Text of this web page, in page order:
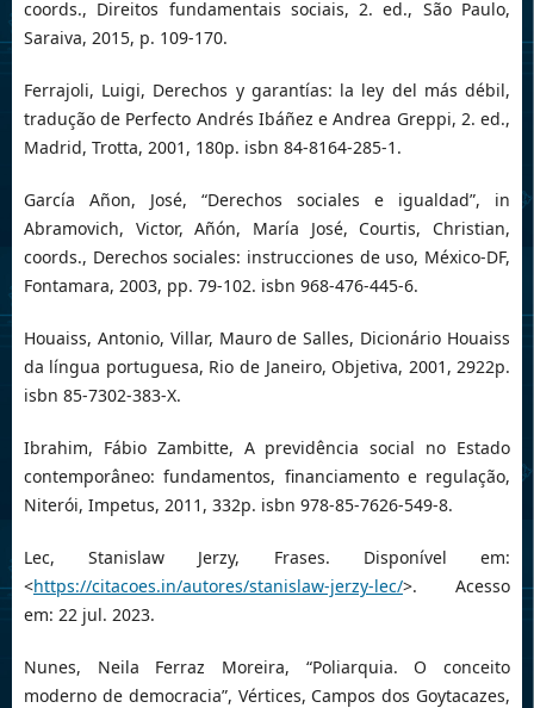
coords., Direitos fundamentais sociais, 2. ed., São Paulo,
Saraiva, 2015, p. 109-170.
Ferrajoli, Luigi, Derechos y garantías: la ley del más débil,
tradução de Perfecto Andrés Ibáñez e Andrea Greppi, 2. ed.,
Madrid, Trotta, 2001, 180p. isbn 84-8164-285-1.
García Añon, José, “Derechos sociales e igualdad”, in
Abramovich, Victor, Añón, María José, Courtis, Christian,
coords., Derechos sociales: instrucciones de uso, México-DF,
Fontamara, 2003, pp. 79-102. isbn 968-476-445-6.
Houaiss, Antonio, Villar, Mauro de Salles, Dicionário Houaiss
da língua portuguesa, Rio de Janeiro, Objetiva, 2001, 2922p.
isbn 85-7302-383-X.
Ibrahim, Fábio Zambitte, A previdência social no Estado
contemporâneo: fundamentos, financiamento e regulação,
Niterói, Impetus, 2011, 332p. isbn 978-85-7626-549-8.
Lec, Stanislaw Jerzy, Frases. Disponível em:
<https://citacoes.in/autores/stanislaw-jerzy-lec/>. Acesso
em: 22 jul. 2023.
Nunes, Neila Ferraz Moreira, “Poliarquia. O conceito
moderno de democracia”, Vértices, Campos dos Goytacazes,